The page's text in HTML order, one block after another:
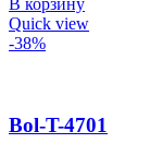
В корзину
Quick view
-38%
Bol-T-4701